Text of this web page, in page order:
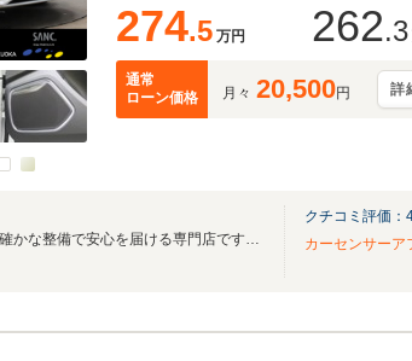
274.5 万円 262.3
通常
ローン価格
月々 20,500円 詳
上質な厳選車と確かな整備で安心を届ける専門店です。有償保証最長36ヶ月対応します
クチコミ評価：
カーセンサーア